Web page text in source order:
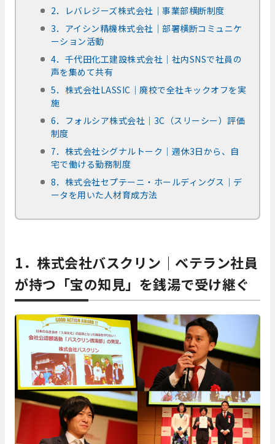
2．レバレジーズ株式会社｜事業部横断制度
3．アイシン精機株式会社｜部署横断コミュニケ
ーション活動
4．千代田化工建設株式会社｜社内SNSで社員の
声を集めて共有
5．株式会社LASSIC｜廃校で全社キックオフを実
施
6．フォルシア株式会社｜3C（スリーシー）評価
制度
7．株式会社シグナルトーク｜週休3日から、自
宅で働ける勤務制度
8．株式会社セプテーニ・ホールディングス｜デ
ータを用いた人材育成方法
1．株式会社バスクリン｜ベテラン社員
が持つ「宝の知見」を銭湯で受け継ぐ